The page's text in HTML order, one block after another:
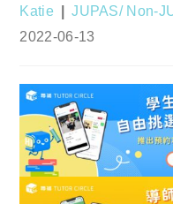
Post
Katie
Post
JUPAS/ Non-
Post
2022-06-13